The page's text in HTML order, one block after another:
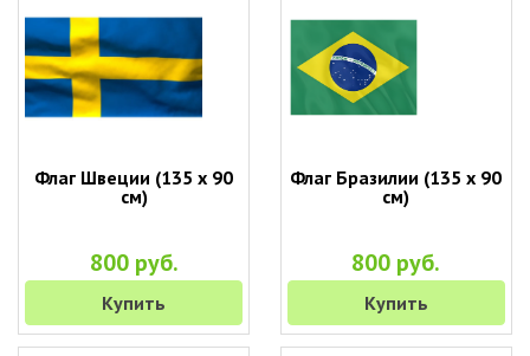
Флаг Швеции (135 х 90
см)
800 руб.
Купить
Флаг Бразилии (135 х 90
см)
800 руб.
Купить